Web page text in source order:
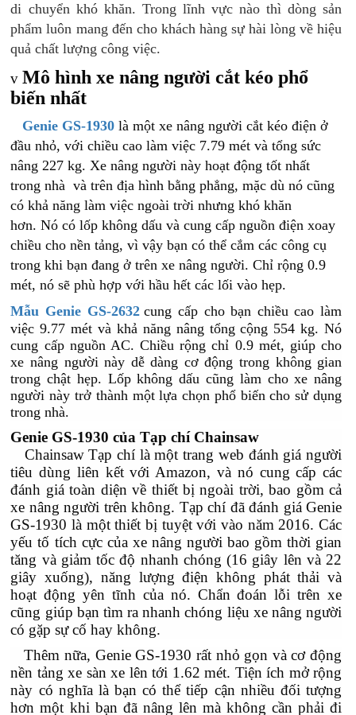
di chuyển khó khăn. Trong lĩnh vực nào thì dòng sản
phẩm luôn mang đến cho khách hàng sự hài lòng về hiệu
quả chất lượng công việc.
vMô hình xe nâng người cắt kéo phổ
biến nhất
Genie GS-1930 là một xe nâng người cắt kéo điện ở
đầu nhỏ, với chiều cao làm việc 7.79 mét và tổng sức
nâng 227 kg. Xe nâng người này hoạt động tốt nhất
trong nhà và trên địa hình bằng phẳng, mặc dù nó cũng
có khả năng làm việc ngoài trời nhưng khó khăn
hơn. Nó có lốp không dấu và cung cấp nguồn điện xoay
chiều cho nền tảng, vì vậy bạn có thể cắm các công cụ
trong khi bạn đang ở trên xe nâng người. Chỉ rộng 0.9
mét, nó sẽ phù hợp với hầu hết các lối vào hẹp.
Mẫu Genie GS-2632 cung cấp cho bạn chiều cao làm
việc 9.77 mét và khả năng nâng tổng cộng 554 kg. Nó
cung cấp nguồn AC. Chiều rộng chỉ 0.9 mét, giúp cho
xe nâng người này dễ dàng cơ động trong không gian
trong chật hẹp. Lốp không dấu cũng làm cho xe nâng
người này trở thành một lựa chọn phổ biến cho sử dụng
trong nhà.
Genie GS-1930 của Tạp chí Chainsaw
Chainsaw Tạp chí là một trang web đánh giá người
tiêu dùng liên kết với Amazon, và nó cung cấp các
đánh giá toàn diện về thiết bị ngoài trời, bao gồm cả
xe nâng người trên không. Tạp chí đã đánh giá Genie
GS-1930 là một thiết bị tuyệt với vào năm 2016. Các
yếu tố tích cực của xe nâng người bao gồm thời gian
tăng và giảm tốc độ nhanh chóng (16 giây lên và 22
giây xuống), năng lượng điện không phát thải và
hoạt động yên tĩnh của nó. Chẩn đoán lỗi trên xe
cũng giúp bạn tìm ra nhanh chóng liệu xe nâng người
có gặp sự cố hay không.
Thêm nữa, Genie GS-1930 rất nhỏ gọn và cơ động
nền tảng xe sàn xe lên tới 1.62 mét. Tiện ích mở rộng
này có nghĩa là bạn có thể tiếp cận nhiều đối tượng
hơn một khi bạn đã nâng lên mà không cần phải đi